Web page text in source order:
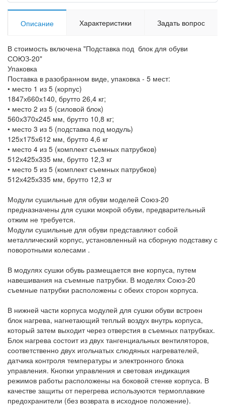
Описание Характеристики Задать вопрос
В стоимость включена "Подставка под блок для обуви
СОЮЗ-20"
Упаковка
Поставка в разобранном виде, упаковка - 5 мест:
• место 1 из 5 (корпус)
1847х660х140, брутто 26,4 кг;
• место 2 из 5 (силовой блок)
560х370х245 мм, брутто 10,8 кг;
• место 3 из 5 (подставка под модуль)
125х175х612 мм, брутто 4,6 кг
• место 4 из 5 (комплект съемных патрубков)
512х425х335 мм, брутто 12,3 кг
• место 5 из 5 (комплект съемных патрубков)
512х425х335 мм, брутто 12,3 кг
Модули сушильные для обуви моделей Союз-20
предназначены для сушки мокрой обуви, предварительный
отжим не требуется.
Модули сушильные для обуви представляют собой
металлический корпус, установленный на сборную подставку с
поворотными колесами .
В модулях сушки обувь размещается вне корпуса, путем
навешивания на съемные патрубки. В моделях Союз-20
съемные патрубки расположены с обеих сторон корпуса.
В нижней части корпуса модулей для сушки обуви встроен
блок нагрева, нагнетающий теплый воздух внутрь корпуса,
который затем выходит через отверстия в съемных патрубках.
Блок нагрева состоит из двух тангенциальных вентиляторов,
соответственно двух игольчатых слюдяных нагревателей,
датчика контроля температуры и электронного блока
управления. Кнопки управления и световая индикация
режимов работы расположены на боковой стенке корпуса. В
качестве защиты от перегрева используются термоплавкие
предохранители (без возврата в исходное положение).